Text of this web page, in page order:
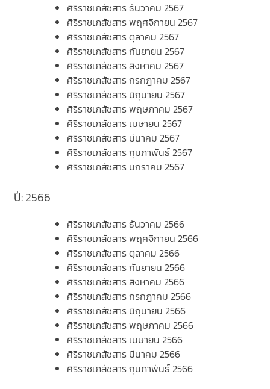
ศิริราชเภสัชสาร ธันวาคม 2567
ศิริราชเภสัชสาร พฤศจิกายน 2567
ศิริราชเภสัชสาร ตุลาคม 2567
ศิริราชเภสัชสาร กันยายน 2567
ศิริราชเภสัชสาร สิงหาคม 2567
ศิริราชเภสัชสาร กรกฎาคม 2567
ศิริราชเภสัชสาร มิถุนายน 2567
ศิริราชเภสัชสาร พฤษภาคม 2567
ศิริราชเภสัชสาร เมษายน 2567
ศิริราชเภสัชสาร มีนาคม 2567
ศิริราชเภสัชสาร กุมภาพันธ์ 2567
ศิริราชเภสัชสาร มกราคม 2567
ปี: 2566
ศิริราชเภสัชสาร ธันวาคม 2566
ศิริราชเภสัชสาร พฤศจิกายน 2566
ศิริราชเภสัชสาร ตุลาคม 2566
ศิริราชเภสัชสาร กันยายน 2566
ศิริราชเภสัชสาร สิงหาคม 2566
ศิริราชเภสัชสาร กรกฎาคม 2566
ศิริราชเภสัชสาร มิถุนายน 2566
ศิริราชเภสัชสาร พฤษภาคม 2566
ศิริราชเภสัชสาร เมษายน 2566
ศิริราชเภสัชสาร มีนาคม 2566
ศิริราชเภสัชสาร กุมภาพันธ์ 2566